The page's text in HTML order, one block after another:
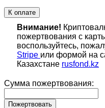
К оплате
Внимание!
пожертвования с
воспользуйтесь,
Stripe или формой на
Казахстане rusfond.kz
Сумма пожертвования:
Пожертвовать